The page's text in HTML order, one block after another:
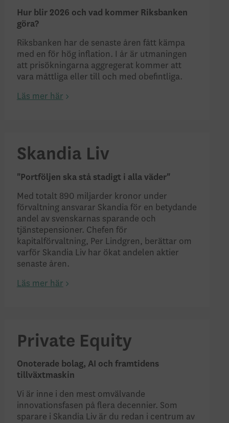
Hur blir 2026 och vad kommer Riksbanken
göra?
Riksbanken har de senaste åren fått kämpa
med en för hög inflation. I år är utmaningen
att prisökningarna aggregerat kommer att
vara måttliga eller till och med obefintliga.
Läs mer här
Skandia Liv
"Portföljen ska stå stadigt i alla väder"
Med totalt 890 miljarder kronor under
förvaltning ansvarar Skandia för en betydande
andel av svenskarnas sparande och
tjänstepensioner. Chefen för
kapitalförvaltning, Per Lindgren, berättar om
varför Skandia Liv har ökat andelen aktier
senaste åren.
Läs mer här
Private Equity
Onoterade bolag, AI och framtidens
tillväxtmaskin
Vi är inne i den mest omvälvande
innovationsfasen på flera decennier. Som
sparare i Skandia Liv är du redan i centrum av